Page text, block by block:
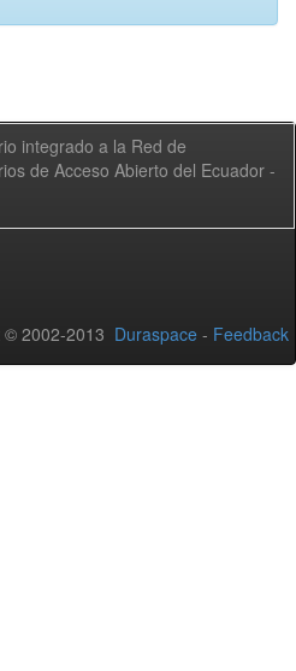
integrado a la Red de
de Acceso Abierto del Ecuador -
© 2002-2013 Duraspace - Feedback